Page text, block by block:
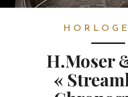
H.Moser
«